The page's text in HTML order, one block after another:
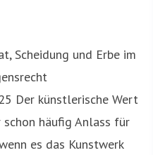
Scheidung und Erbe im
Der künstlerische Wert
häufig Anlass für
es das Kunstwerk